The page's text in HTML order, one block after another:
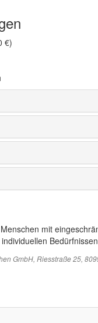
€)
mit
GmbH, Riesstraße 25,